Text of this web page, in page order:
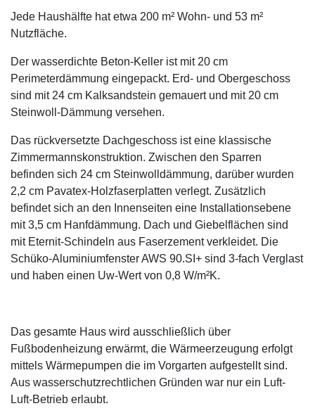
Jede Haushälfte hat etwa 200 m² Wohn- und 53 m²
Nutzfläche.
Der wasserdichte Beton-Keller ist mit 20 cm
Perimeterdämmung eingepackt. Erd- und Obergeschoss
sind mit 24 cm Kalksandstein gemauert und mit 20 cm
Steinwoll-Dämmung versehen.
Das rückversetzte Dachgeschoss ist eine klassische
Zimmermannskonstruktion. Zwischen den Sparren
befinden sich 24 cm Steinwolldämmung, darüber wurden
2,2 cm Pavatex-Holzfaserplatten verlegt. Zusätzlich
befindet sich an den Innenseiten eine Installationsebene
mit 3,5 cm Hanfdämmung. Dach und Giebelflächen sind
mit Eternit-Schindeln aus Faserzement verkleidet. Die
Schüko-Aluminiumfenster AWS 90.SI+ sind 3-fach Verglast
und haben einen Uw-Wert von 0,8 W/m²K.
Das gesamte Haus wird ausschließlich über
Fußbodenheizung erwärmt, die Wärmeerzeugung erfolgt
mittels Wärmepumpen die im Vorgarten aufgestellt sind.
Aus wasserschutzrechtlichen Gründen war nur ein Luft-
Luft-Betrieb erlaubt.